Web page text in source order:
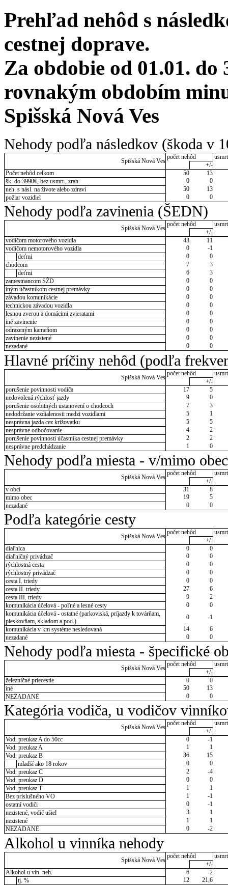
Prehľad nehôd s
cestnej doprave.
Za obdobie od 01.01. do
rovnakým obdobím
Spišská Nová Ves
Nehody podľa následkov (škoda v
Spišská Nová Ves
počet nehôd
+/-
Počet nehôd celkom
50
13
šk. do 3990€, bez usmrt., zran.
0
0
neh. s násl. na živote alebo zdraví
50
13
požiar vozidiel
0 0
Nehody podľa zavinenia (ŠEDN)
Spišská Nová Ves
počet nehôd
+/-
vodičom motorového vozidla
43
11
vodičom nemotorového vozidla
0
-1
deťmi
0
0
chodcom
7
3
deťmi
6
3
zamestnancom SŽD
0
0
iným účastníkom cestnej premávky
0
0
závadou komunikácie
0
0
technickou závadou vozidla
0
0
lesnou zverou a domácimi zvieratami
0
0
iné zavinenie
0
0
odrazeným kameňom
0
0
zavinenie nezistené
0
0
nezadané
0 0
Hlavné príčiny nehôd (podľa
Spišská Nová Ves
počet nehôd
+/-
porušenie povinnosti vodiča
17
5
nedovolená rýchlosť jazdy
9
0
porušenie osobitných ustanovení o chodcoch
7
3
nedodržanie vzdialenosti medzi vozidlami
5
1
nesprávna jazda cez križovatku
5
5
nesprávne odbočovanie
4
2
porušenie povinnosti účastníka cestnej premávky
2
2
nesprávne predchádzanie
1 0
Nehody podľa miesta - v/mimo obec
Spišská Nová Ves
počet nehôd
+/-
v obci
31
8
mimo obec
19
5
nezadané
0 0
Podľa kategórie cesty
Spišská Nová Ves
počet nehôd
+/-
diaľnica
0
0
diaľničný privádzač
0
0
rýchlostná cesta
0
0
rýchlostný privádzač
0
0
cesta I. triedy
0
0
cesta II. triedy
27
6
cesta III. triedy
9
2
komunikácia účelová - poľné a lesné cesty
0
0
komunikácia účelová - ostatné (parkoviská, príjazdy k továrňam,
pieskovňam, skladom a pod.)
0
-1
komunikácia v km systéme nesledovaná
14
6
nezadané
0 0
Nehody podľa miesta - špecifické
Spišská Nová Ves
počet nehôd
+/-
železničné priecestie
0
0
iné
50
13
NEZADANÉ
0 0
Kategória vodiča, u vodičov
Spišská Nová Ves
počet nehôd
+/-
Vod. preukaz A do 50cc
0
-1
Vod. preukaz A
1
1
Vod. preukaz B
36
15
mladší ako 18 rokov
0
0
Vod. preukaz C
2
-4
Vod. preukaz D
0
0
Vod. preukaz T
1
1
Bez príslušného VO
1
-1
ostatní vodiči
0
-1
nezistené, vodič ušiel
3
1
nezistené
1
1
NEZADANÉ
0 -2
Alkohol u vinníka nehody
Spišská Nová Ves
počet nehôd
+/-
Alkohol u vin. neh.
6
-2
tj. %
12 21,6